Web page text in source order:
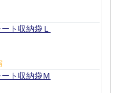
ト収納袋Ｌ
ト収納袋Ｍ